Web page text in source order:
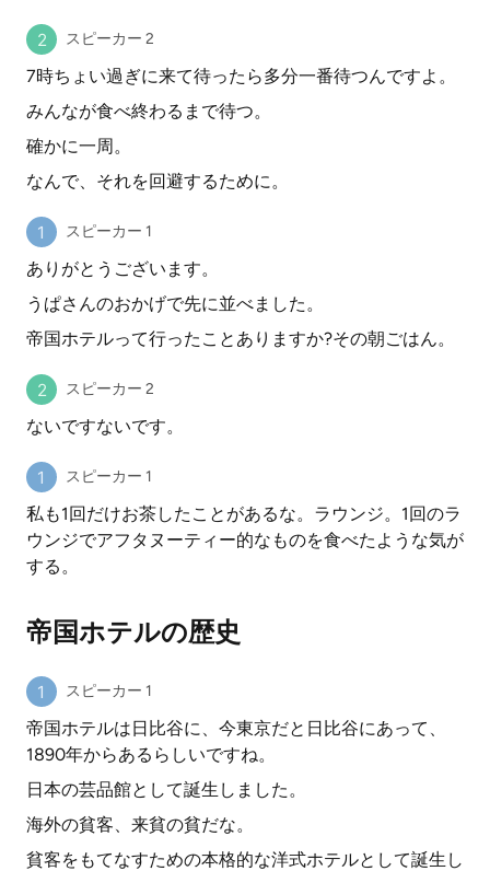
スピーカー 2
7時ちょい過ぎに来て待ったら多分一番待つんですよ。
みんなが食べ終わるまで待つ。
確かに一周。
なんで、それを回避するために。
スピーカー 1
ありがとうございます。
うぱさんのおかげで先に並べました。
帝国ホテルって行ったことありますか?その朝ごはん。
スピーカー 2
ないですないです。
スピーカー 1
私も1回だけお茶したことがあるな。ラウンジ。1回のラ
ウンジでアフタヌーティー的なものを食べたような気が
する。
帝国ホテルの歴史
スピーカー 1
帝国ホテルは日比谷に、今東京だと日比谷にあって、
1890年からあるらしいですね。
日本の芸品館として誕生しました。
海外の貧客、来貧の貧だな。
貧客をもてなすための本格的な洋式ホテルとして誕生し